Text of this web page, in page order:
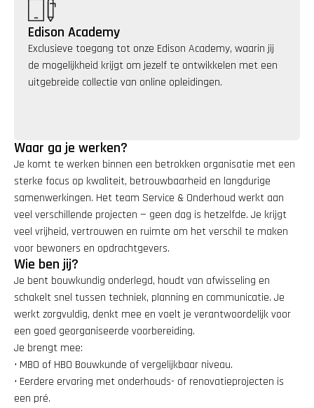
Edison Academy
Exclusieve toegang tot onze Edison Academy, waarin jij
de mogelijkheid krijgt om jezelf te ontwikkelen met een
uitgebreide collectie van online opleidingen.
Waar ga je werken?
Je komt te werken binnen een betrokken organisatie met een
sterke focus op kwaliteit, betrouwbaarheid en langdurige
samenwerkingen. Het team Service & Onderhoud werkt aan
veel verschillende projecten — geen dag is hetzelfde. Je krijgt
veel vrijheid, vertrouwen en ruimte om het verschil te maken
voor bewoners en opdrachtgevers.
Wie ben jij?
Je bent bouwkundig onderlegd, houdt van afwisseling en
schakelt snel tussen techniek, planning en communicatie. Je
werkt zorgvuldig, denkt mee en voelt je verantwoordelijk voor
een goed georganiseerde voorbereiding.
Je brengt mee:
• MBO of HBO Bouwkunde of vergelijkbaar niveau.
• Eerdere ervaring met onderhouds- of renovatieprojecten is
een pré.